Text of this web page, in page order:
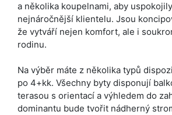
a několika koupelnami, aby
nejnáročnější klientelu. Jsou
že vytváří nejen komfort, ale i
rodinu.
Na výběr máte z několika typů
po 4+kk. Všechny byty disponují
terasou s orientací a výhledem do
dominantu bude tvořit nádherný